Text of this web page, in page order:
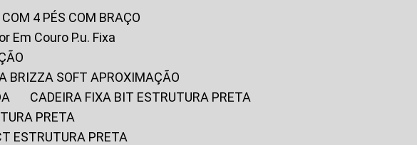
COM 4 PÉS COM BRAÇO
Em Couro P.u. Fixa
BRIZZA SOFT APROXIMAÇÃO
CADEIRA FIXA BIT ESTRUTURA PRETA
PRETA
ESTRUTURA PRETA